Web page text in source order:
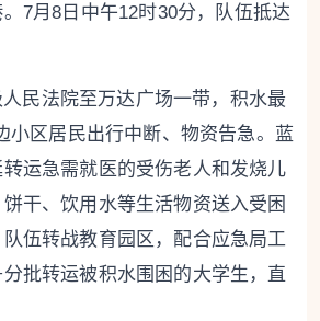
7月8日中午12时30分，队伍抵达
民法院至万达广场一带，积水最
小区居民出行中断、物资告急。蓝
运急需就医的受伤老人和发烧儿
干、饮用水等生活物资送入受困
伍转战教育园区，配合应急局工
批转运被积水围困的大学生，直